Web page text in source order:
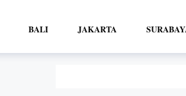
BALI JAKARTA